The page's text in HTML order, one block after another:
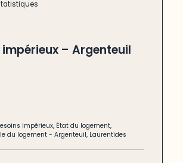
impérieux – Argenteuil
impérieux, État du logement,
du logement -Argenteuil, Laurentides